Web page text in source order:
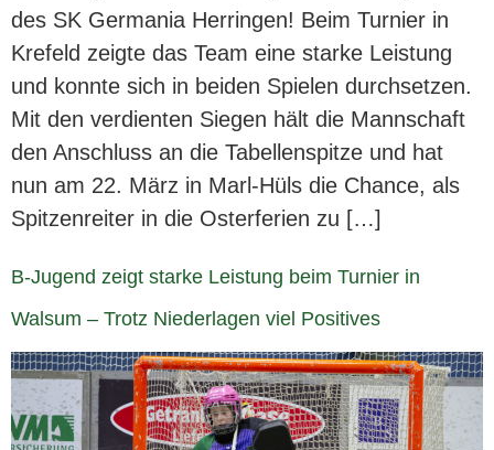
des SK Germania Herringen! Beim Turnier in
Krefeld zeigte das Team eine starke Leistung
und konnte sich in beiden Spielen durchsetzen.
Mit den verdienten Siegen hält die Mannschaft
den Anschluss an die Tabellenspitze und hat
nun am 22. März in Marl-Hüls die Chance, als
Spitzenreiter in die Osterferien zu […]
B-Jugend zeigt starke Leistung beim Turnier in
Walsum – Trotz Niederlagen viel Positives